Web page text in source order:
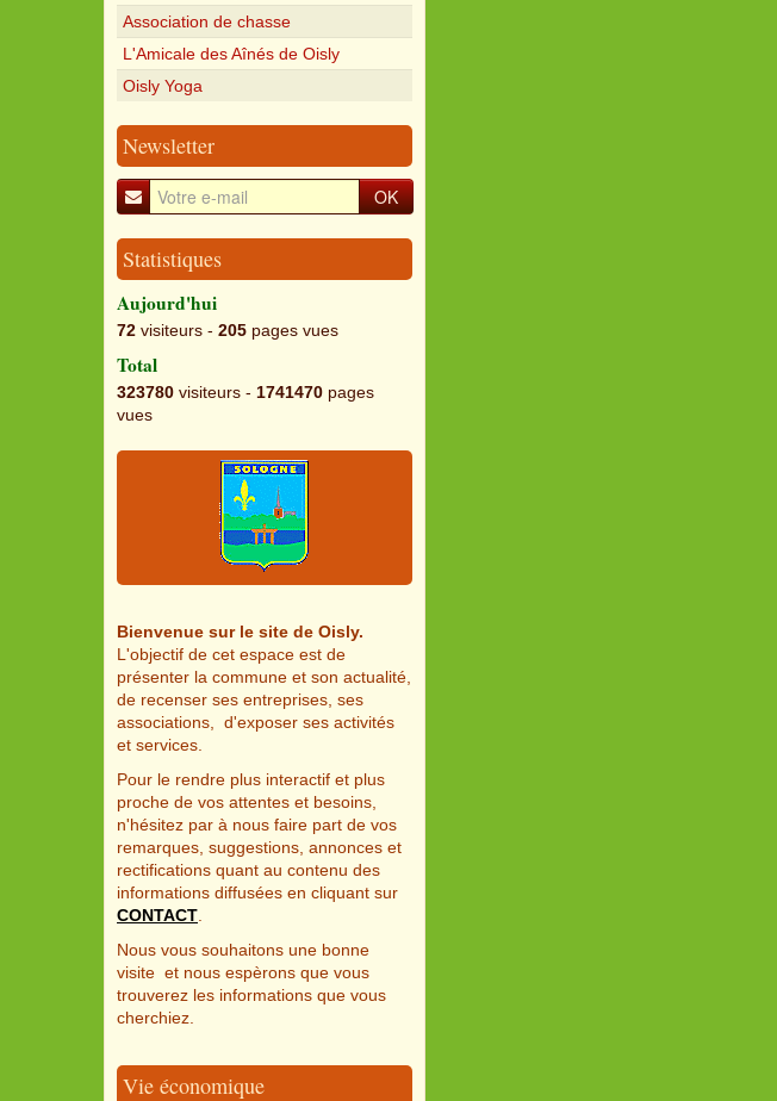
Association de chasse
L'Amicale des Aînés de Oisly
Oisly Yoga
Newsletter
OK
Statistiques
Aujourd'hui
72 visiteurs - 205 pages vues
Total
323780 visiteurs - 1741470 pages
vues
Bienvenue sur le site de Oisly.
L'objectif de cet espace est de
présenter la commune et son actualité,
de recenser ses entreprises, ses
associations, d'exposer ses activités
et services.
Pour le rendre plus interactif et plus
proche de vos attentes et besoins,
n'hésitez par à nous faire part de vos
remarques, suggestions, annonces et
rectifications quant au contenu des
informations diffusées en cliquant sur
CONTACT
Nous vous souhaitons une bonne
visite et nous espèrons que vous
trouverez les informations que vous
cherchiez.
Vie économique